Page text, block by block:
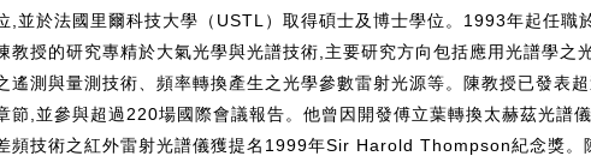
,並於法國里爾科技大學（USTL）取得碩士及博士學位。1993年起任職
教授的研究專精於大氣光學與光譜技術,主要研究方向包括應用光譜學之
遙測與量測技術、頻率轉換產生之光學參數雷射光源等。陳教授已發表
節,並參與超過220場國際會議報告。他曾因開發傅立葉轉換太赫茲光譜
頻技術之紅外雷射光譜儀獲提名1999年Sir Harold Thompson紀念獎。